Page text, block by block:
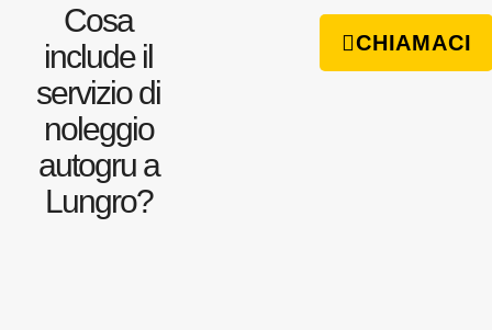
Cosa
include il
servizio di
noleggio
autogru a
Lungro?
CHIAMACI